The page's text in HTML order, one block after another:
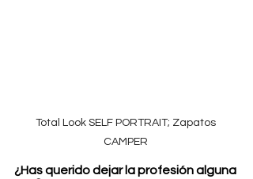
Total Look SELF PORTRAIT; Zapatos
CAMPER
¿Has querido dejar la profesión alguna